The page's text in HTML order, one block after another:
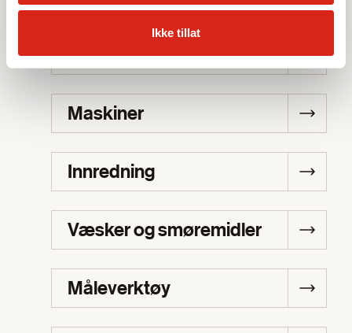
Ikke tillat
Se alle
Prosesskontroll
Maskiner
Innredning
Væsker og smøremidler
Måleverktøy